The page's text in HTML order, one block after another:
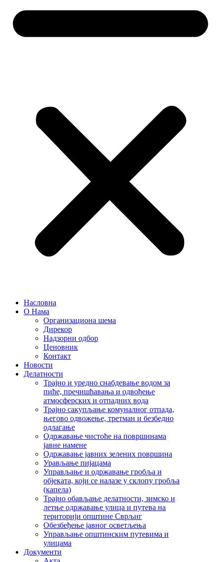
Насловна
О Нама
Организациона шема
Дирекор
Надзорни одбор
Ценовник
Контакт
Новости
Делатности
Трајно и уредно снабдевање водом за
пиће, пречишћавања и одвођење
атмосферских и отпадних вода
Трајно сакупљање комуналног отпада,
његово одвожење, третман и безбедно
одлагање
Одржавање чистоће на површинама
јавне намене
Одржавање јавних зелених површина
Урављање пијацама
Управљање и одржавање гробља и
објеката, који се налазе у склопу гробља
(капела)
Трајно обављање делатности, зимско и
летње одржавање улица и путева на
територији општине Сврљиг
Обезбеђење јавног осветљења
Управљање општинским путевима и
улицама
Документи